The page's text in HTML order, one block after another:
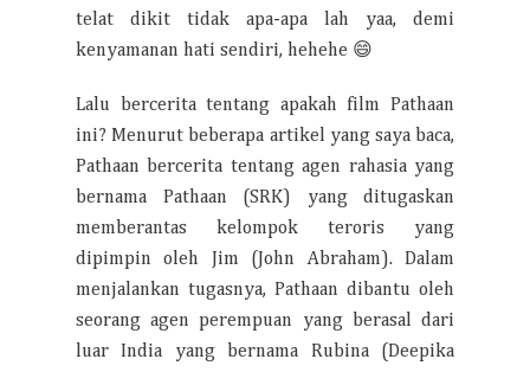
telat dikit tidak apa-apa lah yaa, demi
kenyamanan hati sendiri, hehehe 😄
Lalu bercerita tentang apakah film Pathaan
ini? Menurut beberapa artikel yang saya baca,
Pathaan bercerita tentang agen rahasia yang
bernama Pathaan (SRK) yang ditugaskan
memberantas kelompok teroris yang
dipimpin oleh Jim (John Abraham). Dalam
menjalankan tugasnya, Pathaan dibantu oleh
seorang agen perempuan yang berasal dari
luar India yang bernama Rubina (Deepika